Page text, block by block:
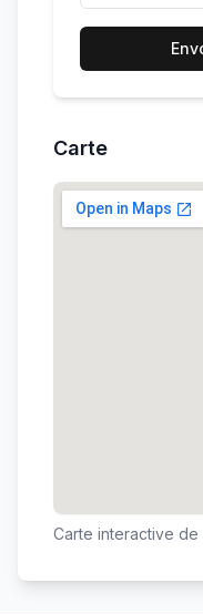
Carte
Carte interactive de